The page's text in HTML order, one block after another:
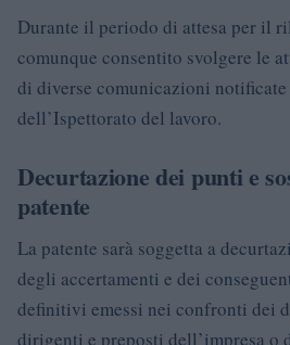
Durante il periodo di attesa per il
comunque consentito svolgere le
di diverse comunicazioni notificate
dell’Ispettorato del lavoro.
Decurtazione dei punti e
patente
La patente sarà soggetta a
degli accertamenti e dei
definitivi emessi nei confronti dei
dirigenti e preposti dell’impresa o